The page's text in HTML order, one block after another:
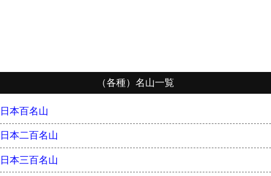
（各種）名山一覧
日本百名山
日本二百名山
日本三百名山